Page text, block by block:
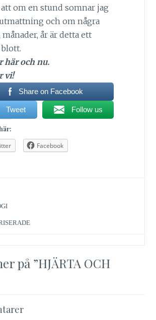
att om en stund somnar jag
och om några
månader, år är detta ett
här och nu.
vi!
Share on Facebook
Tweet Follow us
Facebook
på ”HJÄRTA OCH